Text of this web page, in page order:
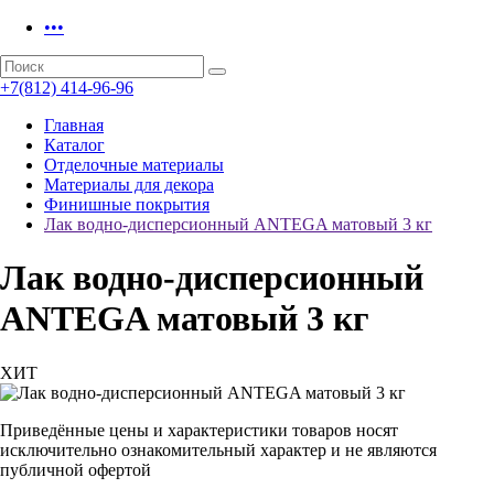
•••
+7(812) 414-96-96
Главная
Каталог
Отделочные материалы
Материалы для декора
Финишные покрытия
Лак водно-дисперсионный ANTEGA матовый 3 кг
Лак водно-дисперсионный
ANTEGA матовый 3 кг
ХИТ
Приведённые цены и характеристики товаров носят
исключительно ознакомительный характер и не являются
публичной офертой